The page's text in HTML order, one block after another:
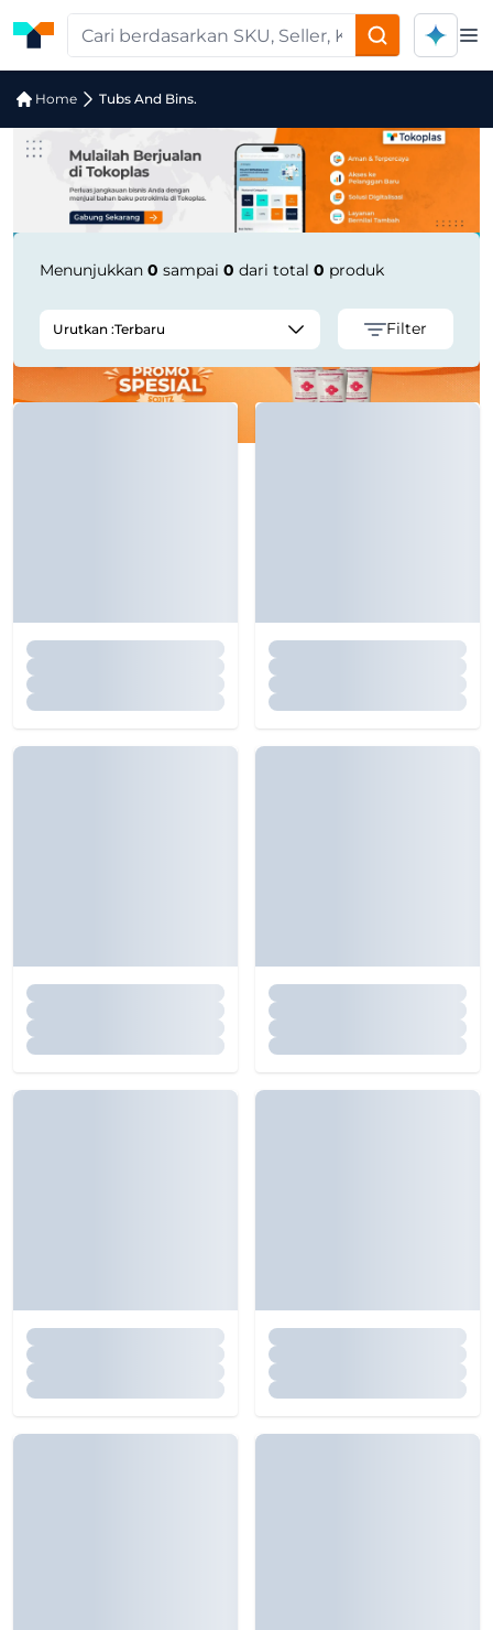
Home Tubs And Bins.
Pencarian Produk "tubs-and-bins." di
Menunjukkan 0 sampai 0 dari total 0 produk
Urutkan :Terbaru Filter